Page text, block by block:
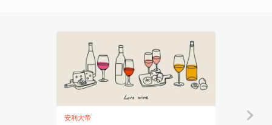
安利大帝
知识挖掘机